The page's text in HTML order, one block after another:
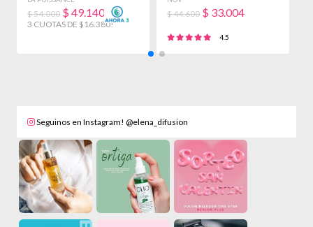
$ 54.000 $ 49.140
3 CUOTAS DE $16.380!
BAÑO
$ 44.600 $ 33.004
4.5
Seguinos en Instagram! @elena_difusion